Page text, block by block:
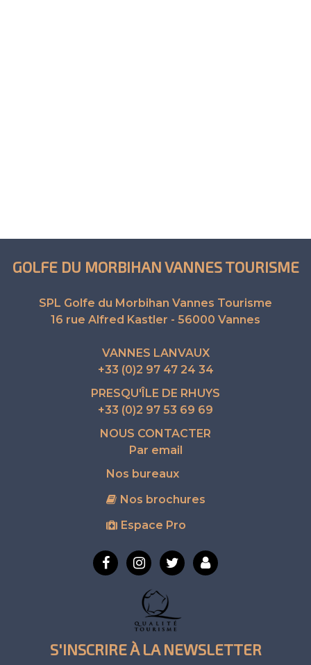
GOLFE DU MORBIHAN VANNES TOURISME
SPL Golfe du Morbihan Vannes Tourisme
16 rue Alfred Kastler - 56000 Vannes
+33 (0)2 97 47 24 34
VANNES LANVAUX
+33 (0)2 97 53 69 69
PRESQU'ÎLE DE RHUYS
Par email
NOUS CONTACTER
Nos bureaux
Nos brochures
Espace Pro
S'INSCRIRE À LA NEWSLETTER